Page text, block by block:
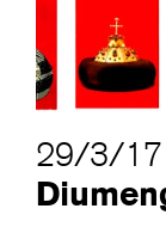
29/3/17